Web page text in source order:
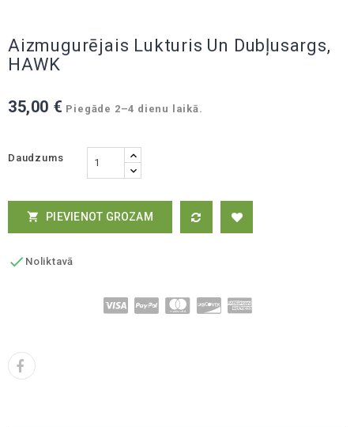
Aizmugurējais Lukturis Un Dubļusargs,
HAWK
35,00 € Piegāde 2–4 dienu laikā.
Daudzums
 PIEVIENOT GROZAM
 Noliktavā